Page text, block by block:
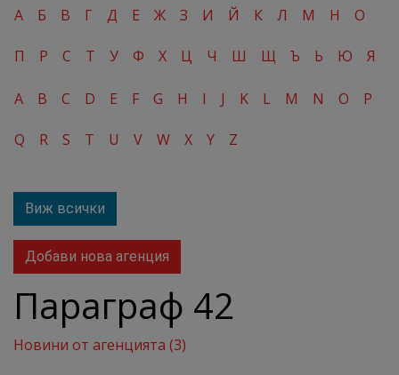
А Б В Г Д Е Ж З И Й К Л М Н О
П Р С Т У Ф Х Ц Ч Ш Щ Ъ Ь Ю Я
A B C D E F G H I J K L M N O P
Q R S T U V W X Y Z
Виж всички
Добави нова агенция
Параграф 42
Новини от агенцията (3)